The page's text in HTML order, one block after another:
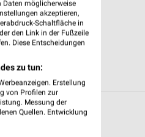
Daten möglicherweise
akzeptieren,
Schaltfläche in
den Link in der Fußzeile
Diese Entscheidungen
zu tun:
Erstellung
von Profilen zur
Messung der
Quellen. Entwicklung